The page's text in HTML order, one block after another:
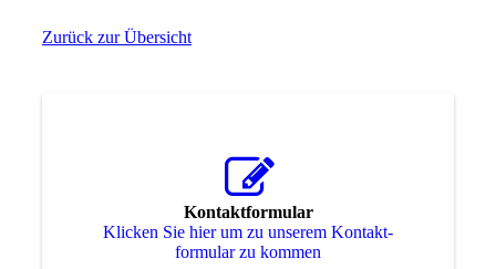
Zurück zur Übersicht
Kontaktformular
Klicken Sie hier um zu unserem Kon­takt­
for­mu­lar zu kommen